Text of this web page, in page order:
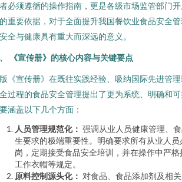
必须遵循的操作指南，更是各级市场监管部门
重要依据，对于全面提升我国餐饮业食品安全
全与健康具有重大而深远的意义。
《宣传册》的核心内容与关键要点
《宣传册》在既往实践经验、吸纳国际先进管
过程的食品安全管理提出了更为系统、明确和
涵盖以下几个方面：
人员管理规范化： 强调从业人员健康管理、
生要求的极端重要性。明确要求所有从业人
岗，定期接受食品安全培训，并在操作中严
工作衣帽等规定。
原料控制源头化： 对食品、食品添加剂及相